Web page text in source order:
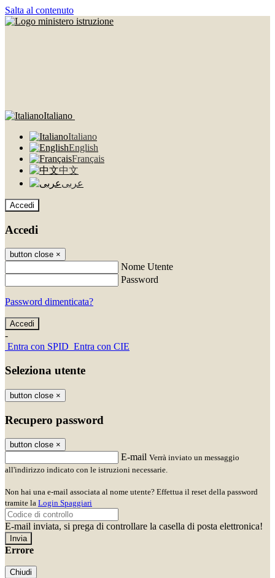
Salta al contenuto
Italiano
Italiano
English
Français
中文
عربى
Accedi
Accedi
button close ×
Nome Utente
Password
Password dimenticata?
-
Entra con SPID Entra con CIE
Seleziona utente
button close ×
Recupero password
button close ×
E-mail Verrà inviato un messaggio
all'indirizzo indicato con le istruzioni necessarie.
Non hai una e-mail associata al nome utente? Effettua il reset della password
tramite la Login Spaggiari
E-mail inviata, si prega di controllare la casella di posta elettronica!
Errore
Chiudi